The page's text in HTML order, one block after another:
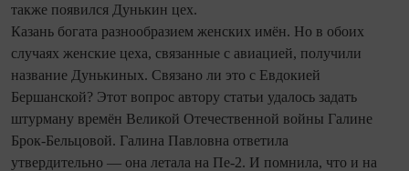
также появился Дунькин цех.
Казань богата разнообразием женских имён. Но в обоих
случаях женские цеха, связанные с авиацией, получили
название Дунькиных. Связано ли это с Евдокией
Бершанской? Этот вопрос автору статьи удалось задать
штурману времён Великой Отечественной войны Галине
Брок-Бельцовой. Галина Павловна ответила
утвердительно — она летала на Пе‑2. И помнила, что и на